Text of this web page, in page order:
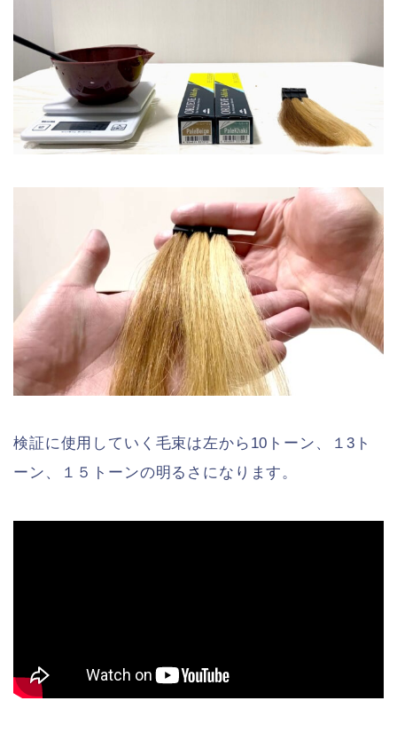
検証に使用していく毛束は左から10トーン、１3ト
ーン、１５トーンの明るさになります。